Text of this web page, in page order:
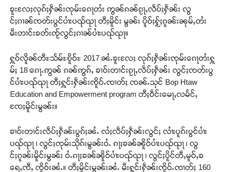
ၶူးလႄႈလုၵ်ႈႁဵၼ်းၸုမ်းၵေႃတႆး ဢွၼ်ၵၼ်ၵႂႃႇလဵပ်ႈႁဵၼ်း လွ
င်ႈၵၢၼ်ၸတ်းပွင်ပၢႆးပၺ်ၺႃ တီႈမိူင်း မွၼ်း ပိူဝ်ႈႁႂ်ႈၵူၼ်းၼုမ်ႇတႆး
မီးတၢင်းၶတ်းၸႂ်လွင်ႈၵၢၼ်ပၢႆးပၺ်ၺႃ။
ႁူဝ်လိူၼ်တီႊသႅမ်ႊၿိူဝ်ႊ 2017 ၼႆႉၶူးလႄႈ လုၵ်ႈႁဵၼ်းၸုမ်းၵေႃတႆးႁူ
မ်ႈ 18 ၵေႃႉဢွၼ် ၵၼ်ဢွၵ်ႇ ၶၢဝ်းတၢင်းၵႂႃႇလဵပ်ႈႁဵၼ်း လွင်ႈၸတ်းပွ
င်ပၢႆးပၺ်ၺႃ တီႈႁူင်းႁဵၼ်းၸိူဝ်ႉၸၢတ်ႈ ၸၼ်ႉသုင် Bop Htaw
Education and Empowerment program တီႈဝဵင်းမေႃႇလမႅင်ႇ
ၸႄႈမိူင်းမွၼ်း။
ၶၢဝ်းတၢင်းလဵပ်ႈႁဵၼ်းပွၵ်ႈၼႆႉ လႆႈလဵပ်ႈႁဵၼ်းလွင်ႈ လၢႆးပူၵ်းပွင်ပၢႆး
ပၺ်ၺႃ ၊ လွင်ႈၸုမ်းသိုၵ်းမွၼ်းဝႆႉ ၵႃႈၶၼ်ၼိူဝ်ပၢႆးပၺ်ၺႃ ၊ လွ
င်ႈၵူၼ်းမိူင်းမွၼ်း ဝႆႉၵႃႈၶၼ်ၼိူဝ်ပၢႆးပၺ်ၺႃ ၊ လွင်ႈပိူင်တီႇမူဝ်ႇၶ
ရေႇၸီႇ ၸိူဝ်းၼႆႉ။ တီႈမိူင်းမွၼ်းၼႆႉ မီးႁူင်းႁဵၼ်းၸိူဝ်ႉၸၢတ်ႈ 160